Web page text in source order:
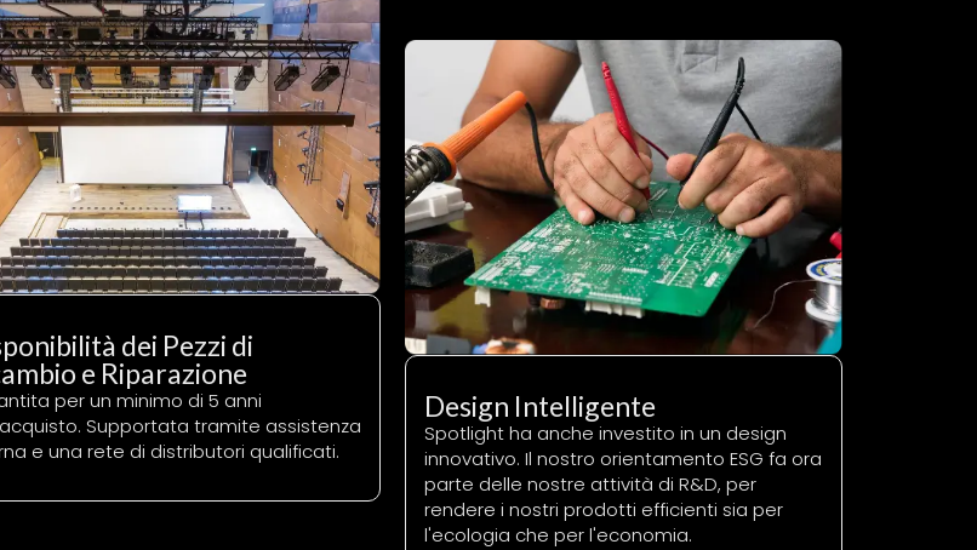
dei Pezzi di
e Riparazione
per un minimo di 5 anni
Supportata tramite assistenza
e una rete di distributori qualificati.
Design Intelligente
Spotlight ha anche investito in un design
innovativo. Il nostro orientamento ESG fa ora
parte delle nostre attività di R&D, per
rendere i nostri prodotti efficienti sia per
l'ecologia che per l'economia.